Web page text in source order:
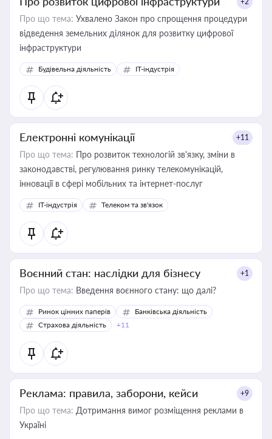
Про що тема: Ухвалено Закон про спрощення процедури
відведення земельних ділянок для розвитку цифрової
інфраструктури
Будівельна діяльність IT-індустрія
Електронні комунікації +11
Про що тема: Про розвиток технологій зв'язку, зміни в
законодавстві, регулювання ринку телекомунікацій,
інновації в сфері мобільних та інтернет-послуг
IT-індустрія Телеком та зв'язок
Воєнний стан: наслідки для бізнесу +1
Про що тема: Введення воєнного стану: що далі?
Ринок цінних паперів
Банківська діяльність
Страхова діяльність
+11
Реклама: правила, заборони, кейси +9
Про що тема: Дотримання вимог розміщення реклами в
Україні